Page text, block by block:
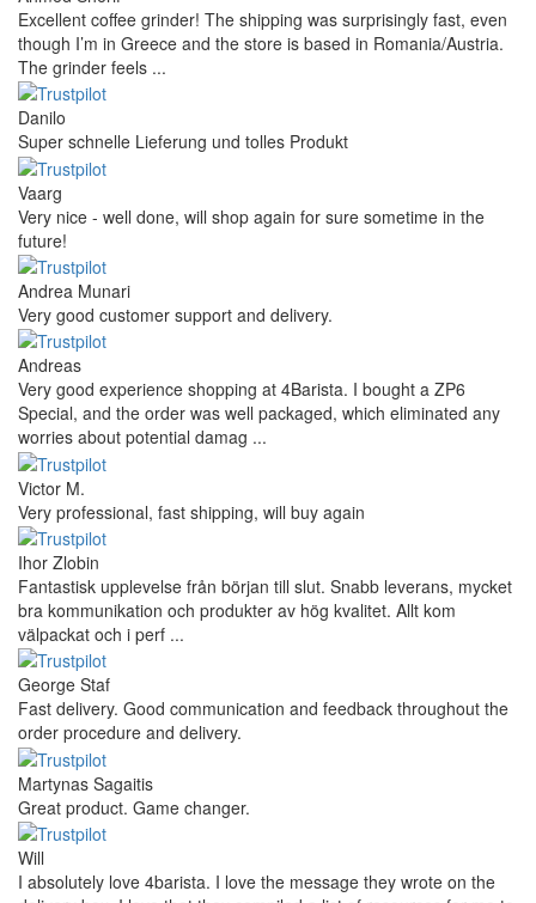
Andres
I bought a cafelat robot, the delivery was really fast and the
products were in great conditions. I will be buying again. The
shipping to Switzerland ...
Mihaylovich
perfect all product,company,delivery, thanks recomended
Nerijus
Excellent store! Friendly and professional communication, fast
shipping, and the item arrived well packaged. The whole
purchasing experience was smoot ...
Richard Möckel
Super Support! Bestellvorgang hat super funktioniert. Ich einen
Feuer bei der Bestellung gemacht, welcher sofort korrigiert
wurde. Der Support ist w ...
Hanna
Def recommend! Even with the trust pilot results, I'm always a bit
scared ordering from websites I did not hear of before, but this
one is 100% solid ...
Ahmed Sherif
Excellent coffee grinder! The shipping was surprisingly fast, even
though I’m in Greece and the store is based in Romania/Austria.
The grinder feels ...
Danilo
Super schnelle Lieferung und tolles Produkt
Vaarg
Very nice - well done, will shop again for sure sometime in the
future!
Andrea Munari
Very good customer support and delivery.